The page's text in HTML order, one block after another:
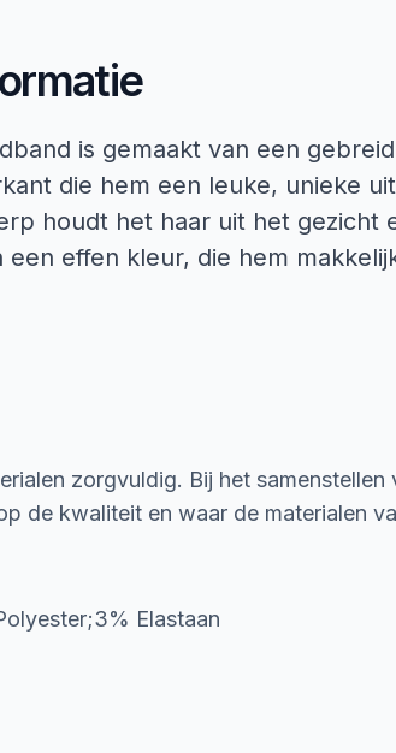
is gemaakt van een
die hem een leuke, unieke
houdt het haar uit het gezicht
een effen kleur, die hem
zorgvuldig. Bij het samenstellen
de kwaliteit en waar de materialen
Elastaan